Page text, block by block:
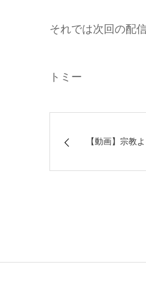
それでは次回の配
トミー
【動画】宗教